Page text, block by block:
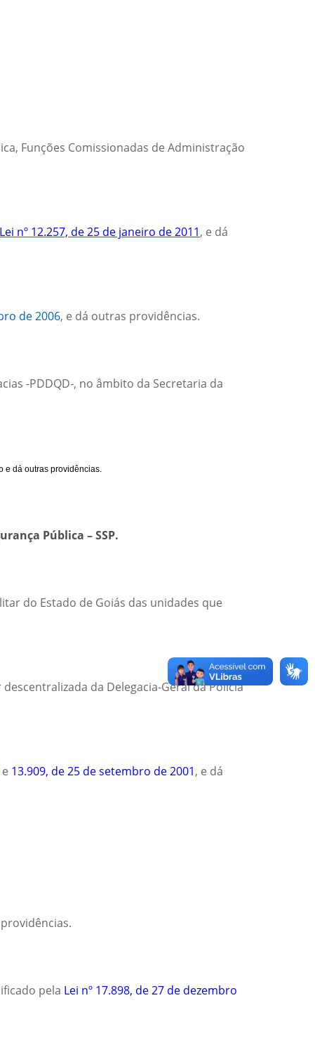
Funções Comissionadas de Administração
Lei nº 12.257, de 25 de janeiro de 2011, e dá
de 2006, e dá outras providências.
-PDDQD-, no âmbito da Secretaria da
e dá outras providências.
Pública – SSP.
do Estado de Goiás das unidades que
da Delegacia-Geral da Polícia
13.909, de 25 de setembro de 2001, e dá
pela Lei nº 17.898, de 27 de dezembro